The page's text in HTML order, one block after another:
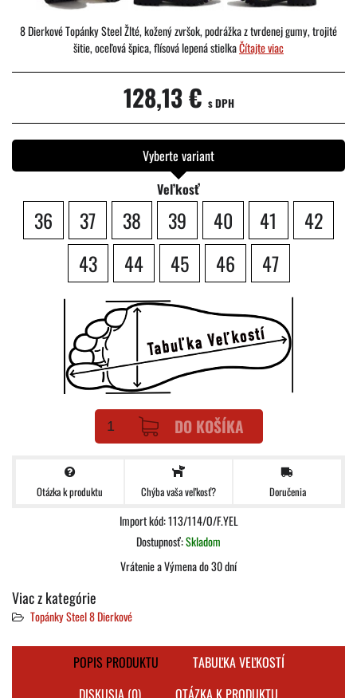
8 Dierkové Topánky Steel Žlté, kožený zvršok, podrážka z tvrdenej gumy, trojité
šitie, oceľová špica, flísová lepená stielkaČítajte viac
128,13 € s DPH
Vyberte variant
Veľkosť
36 37 38 39 40 41
42
43
44 45 46 47
DO KOŠÍKA
Otázka k produktu Chýba vaša veľkosť? Doručenia
Import kód: 113/114/O/F.YEL
Dostupnosť:Skladom
Vrátenie a Výmena do 30 dní
Viac z kategórie
Topánky Steel 8 Dierkové
POPIS PRODUKTU
TABUĽKA VEĽKOSTÍ
DISKUSIA (0)
OTÁZKA K PRODUKTU